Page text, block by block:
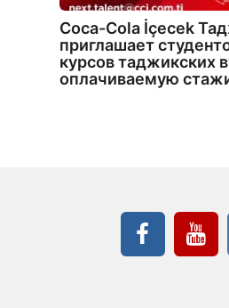
Coca-Cola İçecek
приглашает
курсов таджикских
оплачиваемую